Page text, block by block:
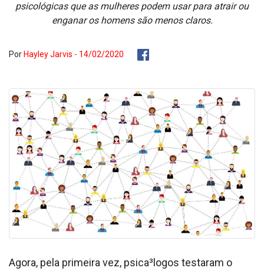
psicológicas que as mulheres podem usar para atrair ou
enganar os homens são menos claros.
Por Hayley Jarvis - 14/02/2020
Agora, pela primeira vez, psica³logos testaram o